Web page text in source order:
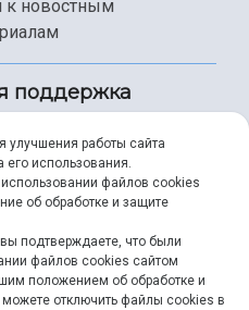
к новостным
поддержка
267-49-99
работы сайта
его использования.
файлов cookies
об обработке и защите
подтверждаете, что были
файлов cookies сайтом
положением об обработке и
отключить файлы cookies в